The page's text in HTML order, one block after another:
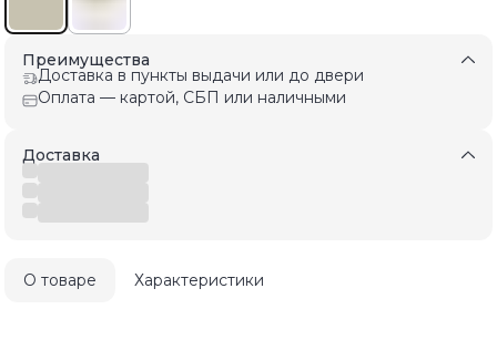
Преимущества
Доставка в пункты выдачи или до двери
Оплата — картой, СБП или наличными
Доставка
О товаре Характеристики